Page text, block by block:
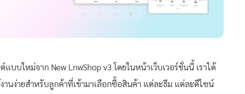
แบบใหม่จาก New LnwShop v3 โดยในหน้าเว็บเวอร์ชั่นนี้ เราได้
นง่ายสำหรับลูกค้าที่เข้ามาเลือกซื้อสินค้า แต่ละธีม แต่ละดีไซน์